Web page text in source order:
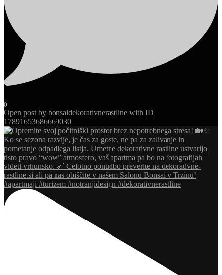
0
Open post by bonsaidekorativnerastline with ID
17891653686669030